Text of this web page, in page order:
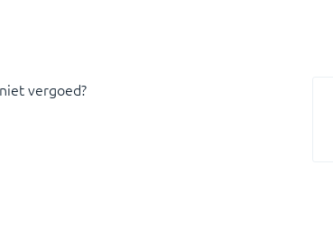
vergoed?